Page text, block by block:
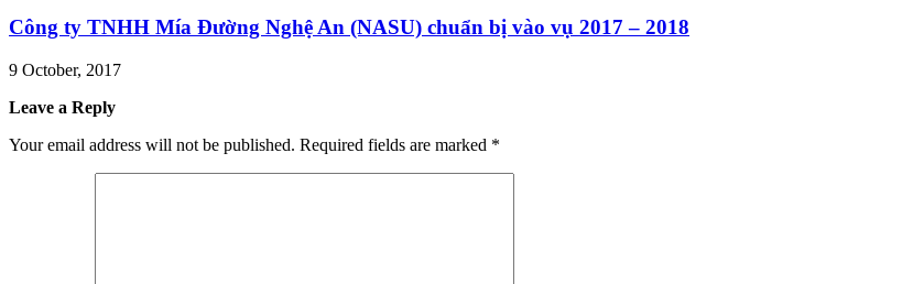
Công ty TNHH Mía Đường Nghệ An (NASU) chuẩn bị vào vụ 2017 – 2018
9 October, 2017
Leave a Reply
Your email address will not be published. Required fields are marked *